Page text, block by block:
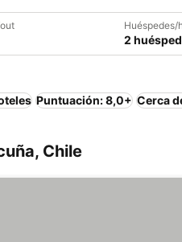
Huéspedes/
2
Puntuación: 8,0+ Cerca
Chile